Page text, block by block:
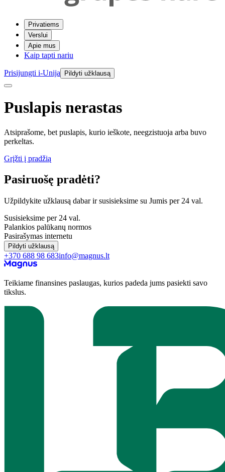
Privatiems
Verslui
Apie mus
Kaip tapti nariu
Prisijungti i-Unija Pildyti užklausą
Puslapis nerastas
Atsiprašome, bet puslapis, kurio ieškote, neegzistuoja arba buvo
perkeltas.
Grįžti į pradžią
Pasiruošę pradėti?
Užpildykite užklausą dabar ir susisieksime su Jumis per 24 val.
Susisieksime per 24 val.
Palankios palūkanų normos
Pasirašymas internetu
Pildyti užklausą
+370 688 98 683info@magnus.lt
Teikiame finansines paslaugas, kurios padeda jums pasiekti savo
tikslus.